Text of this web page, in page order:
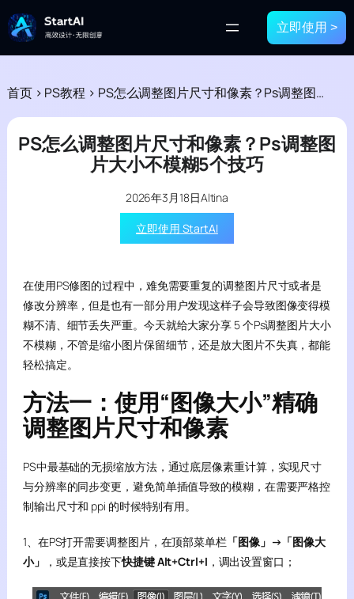
立即使用 >
首页 > PS教程 > PS怎么调整图片尺寸和像素？Ps调整图片大小不模糊5个技巧
PS怎么调整图片尺寸和像素？Ps调整图
片大小不模糊5个技巧
2026年3月18日Altina
立即使用 StartAI
在使用PS修图的过程中，难免需要重复的调整图片尺寸或者是
修改分辨率，但是也有一部分用户发现这样子会导致图像变得模
糊不清、细节丢失严重。今天就给大家分享 5 个Ps调整图片大小
不模糊，不管是缩小图片保留细节，还是放大图片不失真，都能
轻松搞定。
方法一：使用“图像大小”精确
调整图片尺寸和像素
PS中最基础的无损缩放方法，通过底层像素重计算，实现尺寸
与分辨率的同步变更，避免简单插值导致的模糊，在需要严格控
制输出尺寸和 ppi 的时候特别有用。
1、在PS打开需要调整图片，在顶部菜单栏「图像」→「图像大
小」
，或是直接按下快捷键 Alt+Ctrl+I ，调出设置窗口；